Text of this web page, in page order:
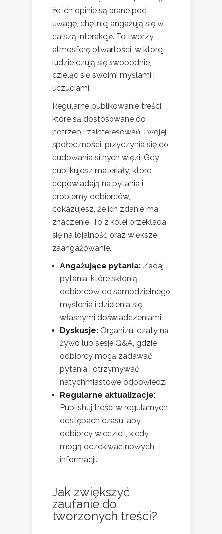
że ich opinie są brane pod
uwagę, chętniej angażują się w
dalszą interakcję. To tworzy
atmosferę otwartości, w której
ludzie czują się swobodnie,
dzieląc się swoimi myślami i
uczuciami.
Regularne publikowanie treści,
które są dostosowane do
potrzeb i zainteresowań Twojej
społeczności, przyczynia się do
budowania silnych więzi. Gdy
publikujesz materiały, które
odpowiadają na pytania i
problemy odbiorców,
pokazujesz, że ich zdanie ma
znaczenie. To z kolei przekłada
się na lojalność oraz większe
zaangażowanie.
Angażujące pytania: Zadaj
pytania, które skłonią
odbiorców do samodzielnego
myślenia i dzielenia się
własnymi doświadczeniami.
Dyskusje: Organizuj czaty na
żywo lub sesje Q&A, gdzie
odbiorcy mogą zadawać
pytania i otrzymywać
natychmiastowe odpowiedzi.
Regularne aktualizacje:
Publishuj treści w regularnych
odstępach czasu, aby
odbiorcy wiedzieli, kiedy
mogą oczekiwać nowych
informacji.
Jak zwiększyć
zaufanie do
tworzonych treści?